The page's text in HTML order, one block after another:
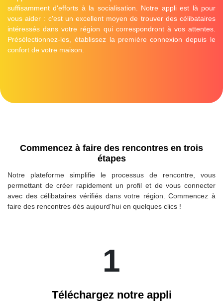
suffisamment d'efforts à la socialisation. Notre appli est là pour
vous aider : c'est un excellent moyen de trouver des célibataires
intéressés dans votre région qui correspondront à vos attentes.
Présélectionnez-les, établissez la première connexion depuis le
confort de votre maison.
Commencez à faire des rencontres en trois
étapes
Notre plateforme simplifie le processus de rencontre, vous
permettant de créer rapidement un profil et de vous connecter
avec des célibataires vérifiés dans votre région. Commencez à
faire des rencontres dès aujourd'hui en quelques clics !
1
Téléchargez notre appli